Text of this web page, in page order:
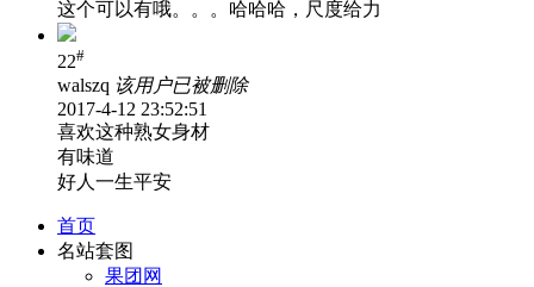
这个可以有哦。。。哈哈哈，尺度给力
22#
walszq 该用户已被删除
2017-4-12 23:52:51
喜欢这种熟女身材
有味道
好人一生平安
首页
名站套图
果团网